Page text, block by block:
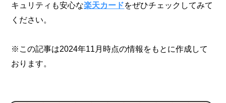
キュリティも安心な楽天カードをぜひチェックしてみて
ください。
※この記事は2024年11月時点の情報をもとに作成して
おります。